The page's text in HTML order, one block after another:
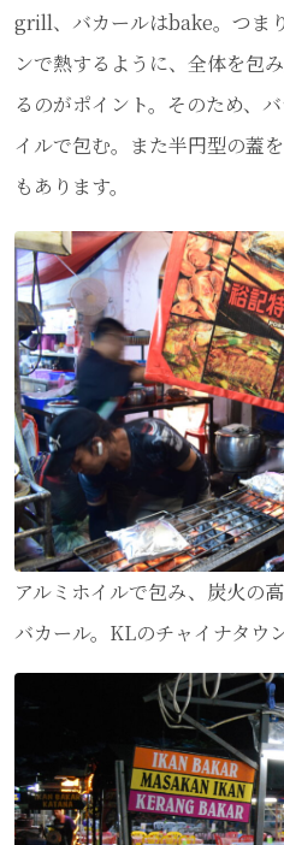
grill、バカールはbake。つま
ンで熱するように、全体を包
るのがポイント。そのため、
イルで包む。また半円型の蓋
もあります。
アルミホイルで包み、炭火の
バカール。KLのチャイナタウ